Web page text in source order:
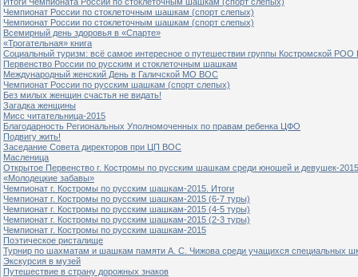
Чемпионат России по стоклеточным шашкам (спорт слепых)
Чемпионат России по стоклеточным шашкам (спорт слепых)
Всемирный день здоровья в «Спарте»
«Трогательная» книга
Социальный туризм: всё самое интересное о путешествии группы Костромской
Первенство России по русским и стоклеточным шашкам
Международный женский День в Галичской МО ВОС
Чемпионат России по русским шашкам (спорт слепых)
Без милых женщин счастья не видать!
Загадка женщины
Мисс читательница-2015
Благодарность Региональных Уполномоченных по правам ребенка ЦФО
Подвигу жить!
Заседание Совета директоров при ЦП ВОС
Масленица
Открытое Первенство г. Костромы по русским шашкам среди юношей и девушек-
«Молодецкие забавы»
Чемпионат г. Костромы по русским шашкам-2015. Итоги
Чемпионат г. Костромы по русским шашкам-2015 (6-7 туры)
Чемпионат г. Костромы по русским шашкам-2015 (4-5 туры)
Чемпионат г. Костромы по русским шашкам-2015 (2-3 туры)
Чемпионат г. Костромы по русским шашкам-2015
Поэтическое ристалище
Турнир по шахматам и шашкам памяти А. С. Чижова среди учащихся специальных
Экскурсия в музей
Путешествие в страну дорожных знаков